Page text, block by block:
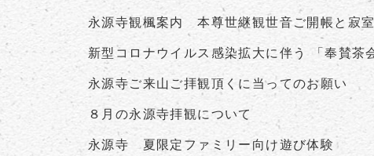
永源寺観楓案内 本尊世継観世音ご開帳と寂
新型コロナウイルス感染拡大に伴う 「奉賛茶
永源寺ご来山ご拝観頂くに当ってのお願い
８月の永源寺拝観について
永源寺 夏限定ファミリー向け遊び体験